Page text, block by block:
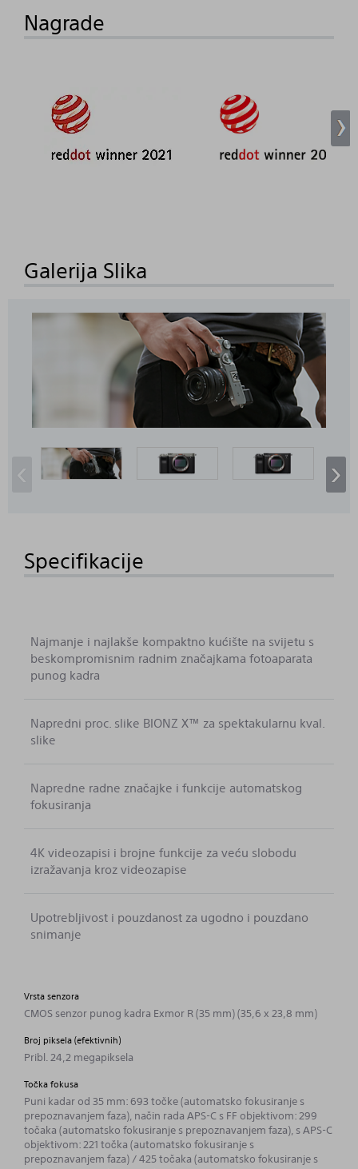
Nagrade
Galerija Slika
‹ ›
Specifikacije
Najmanje i najlakše kompaktno kućište na svijetu s
beskompromisnim radnim značajkama fotoaparata
punog kadra
Napredni proc. slike BIONZ X™ za spektakularnu kval.
slike
Napredne radne značajke i funkcije automatskog
fokusiranja
4K videozapisi i brojne funkcije za veću slobodu
izražavanja kroz videozapise
Upotrebljivost i pouzdanost za ugodno i pouzdano
snimanje
Vrsta senzora
CMOS senzor punog kadra Exmor R (35 mm) (35,6 x 23,8 mm)
Broj piksela (efektivnih)
Pribl. 24,2 megapiksela
Točka fokusa
Puni kadar od 35 mm: 693 točke (automatsko fokusiranje s
prepoznavanjem faza), način rada APS-C s FF objektivom: 299
točaka (automatsko fokusiranje s prepoznavanjem faza), s APS-C
objektivom: 221 točka (automatsko fokusiranje s
prepoznavanjem faza) / 425 točaka (automatsko fokusiranje s